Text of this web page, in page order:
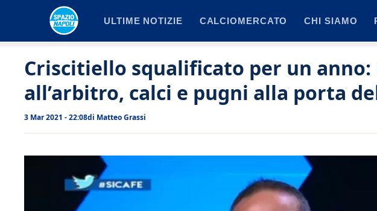
ULTIME NOTIZIE CALCIOMERCATO CHI SIAMO
Criscitiello squalificato per un anno:
all’arbitro, calci e pugni alla porta
3 Mar 2021 - 22:08di Matteo Grassi